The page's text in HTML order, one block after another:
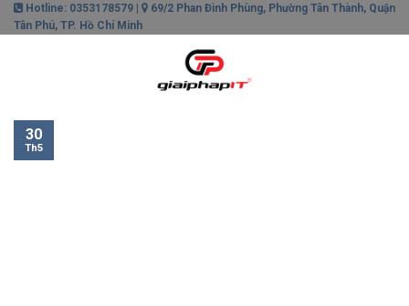
Skip
to
Hotline: 0353178579 |
69/2 Phan Đình Phùng, Phường Tân Thành, Quận
Tân Phú, TP. Hồ Chí Minh
30
Th5